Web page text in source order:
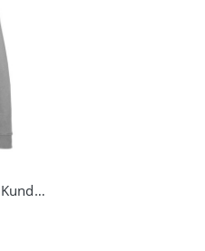
Bluza damska z kapturem Kundelek Kosmo